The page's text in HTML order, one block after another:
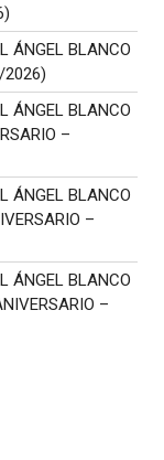
ÁNGEL BLANCO
2026)
ÁNGEL BLANCO
–
ÁNGEL BLANCO
–
ÁNGEL BLANCO
–